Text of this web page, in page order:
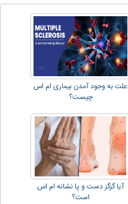
علت به وجود آمدن بیماری ام اس
چیست؟
آیا گزگز دست و پا نشانه ام اس
است؟